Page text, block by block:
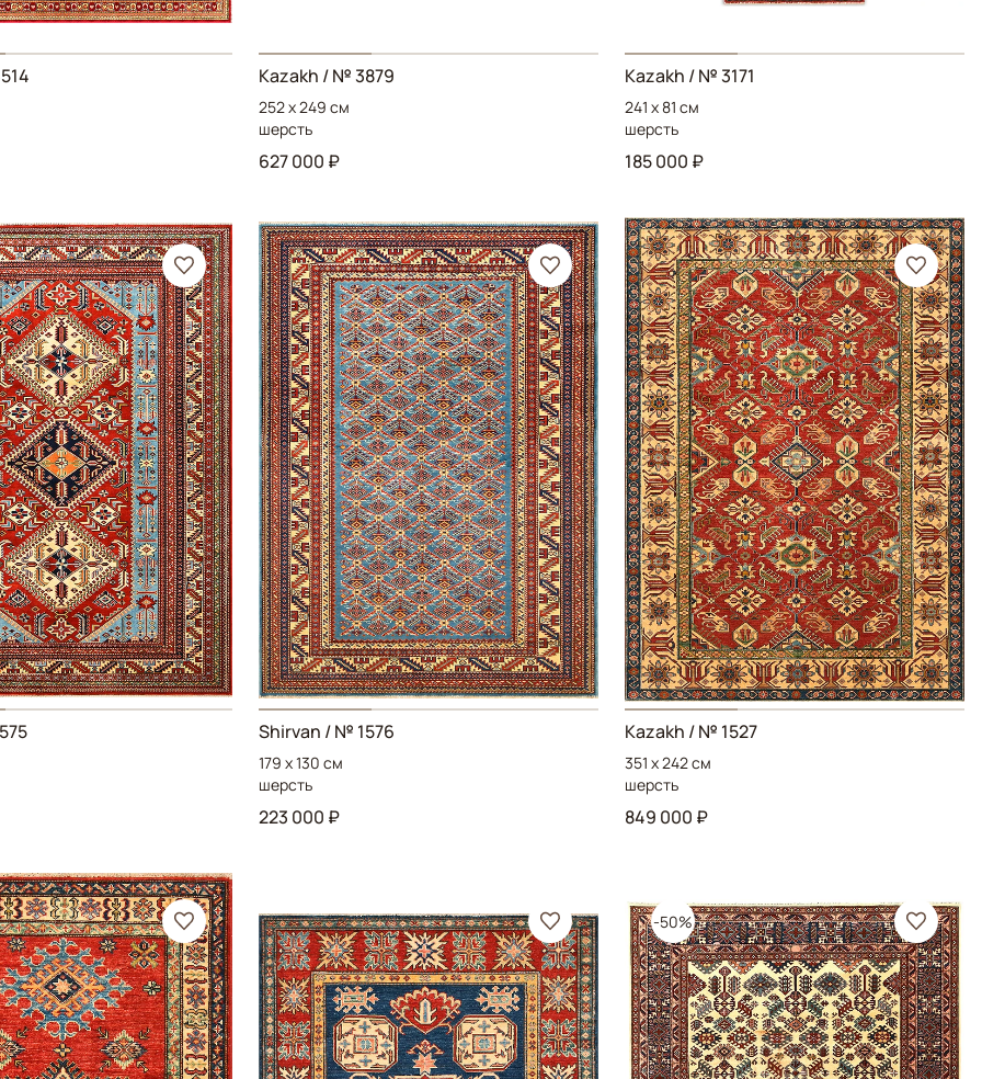
Kazakh / № 3879
252 x 249 см
шерсть
627 000 ₽
Kazakh / № 3171
241 x 81 см
шерсть
185 000 ₽
Shirvan / № 1576
179 x 130 см
шерсть
223 000 ₽
Kazakh / № 1527
351 x 242 см
шерсть
849 000 ₽
-50%